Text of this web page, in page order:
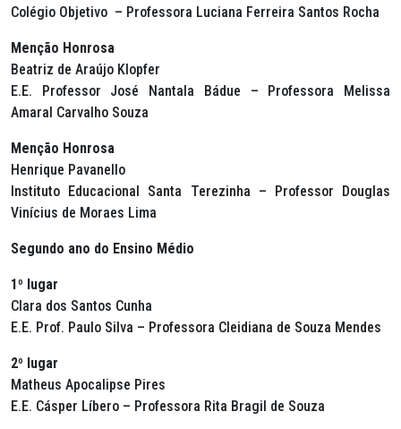
Colégio Objetivo – Professora Luciana Ferreira Santos Rocha
Menção Honrosa
Beatriz de Araújo Klopfer
E.E. Professor José Nantala Bádue – Professora Melissa
Amaral Carvalho Souza
Menção Honrosa
Henrique Pavanello
Instituto Educacional Santa Terezinha – Professor Douglas
Vinícius de Moraes Lima
Segundo ano do Ensino Médio
1º lugar
Clara dos Santos Cunha
E.E. Prof. Paulo Silva – Professora Cleidiana de Souza Mendes
2º lugar
Matheus Apocalipse Pires
E.E. Cásper Líbero – Professora Rita Bragil de Souza